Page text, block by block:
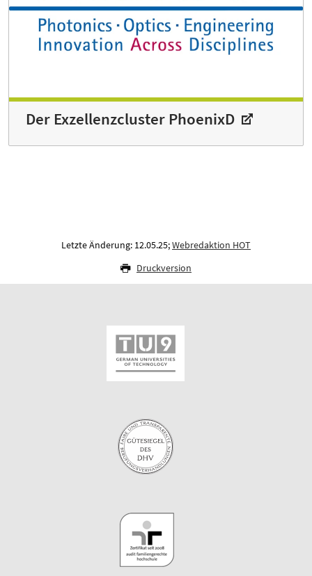
Der Exzellenzcluster PhoenixD
Letzte Änderung: 12.05.25;Webredaktion HOT
Druckversion